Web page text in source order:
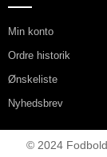
Min konto
Ordre historik
Ønskeliste
Nyhedsbrev
© 2024